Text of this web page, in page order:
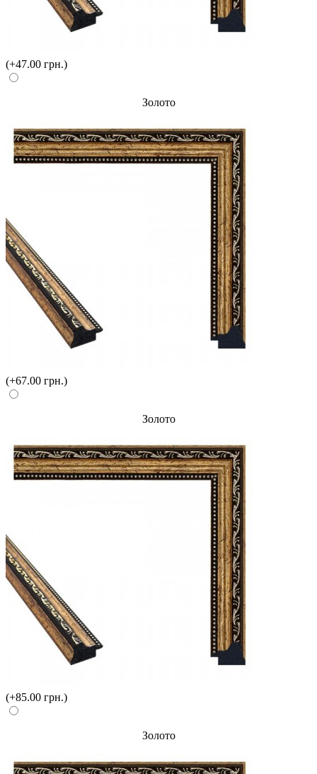
(+47.00 грн.)
Золото
(+67.00 грн.)
Золото
(+85.00 грн.)
Золото